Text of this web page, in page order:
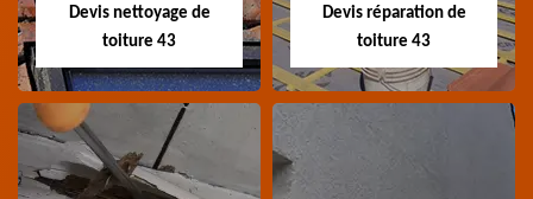
Devis nettoyage de
toiture 43
Devis réparation de
toiture 43